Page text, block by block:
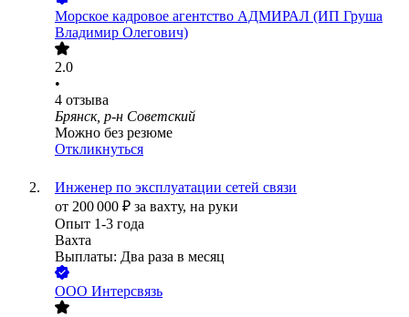
Морское кадровое агентство АДМИРАЛ (ИП Груша
Владимир Олегович)
2.0
•
4 отзыва
Брянск, р-н Советский
Можно без резюме
Откликнуться
Инженер по эксплуатации сетей связи
от 200 000 ₽ за вахту, на руки
Опыт 1-3 года
Вахта
Выплаты: Два раза в месяц
ООО Интерсвязь